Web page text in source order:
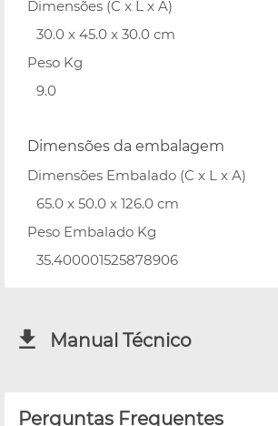
Dimensões (C x L x A)
30.0 x 45.0 x 30.0 cm
Peso Kg
9.0
Dimensões da embalagem
Dimensões Embalado (C x L x A)
65.0 x 50.0 x 126.0 cm
Peso Embalado Kg
35.400001525878906
Manual Técnico
Perguntas Frequentes